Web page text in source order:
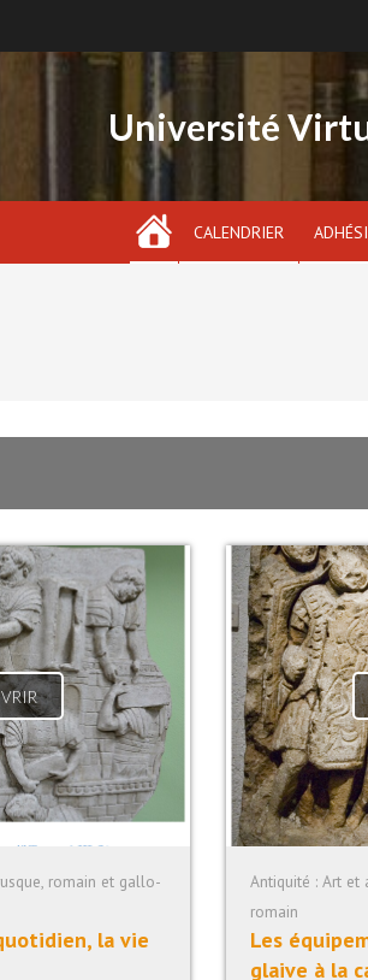
Université
CALENDRIER
romain et gallo-
la vie
Antiquité : Art et
romain
Les
glaive à la